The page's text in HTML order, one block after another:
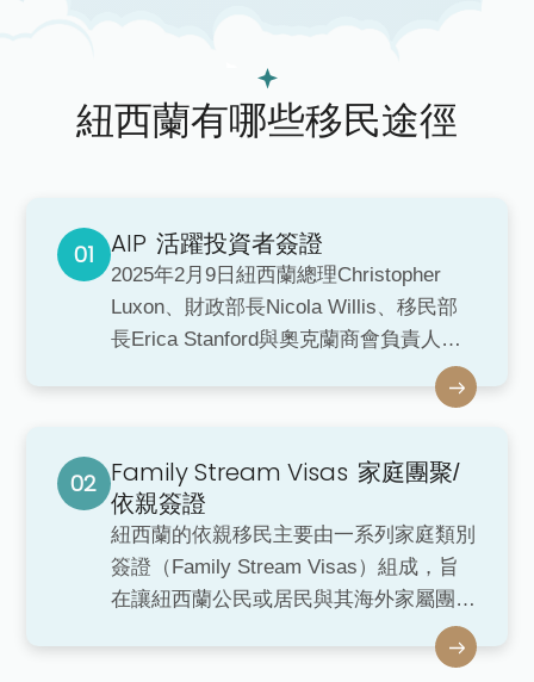
紐西蘭有哪些移民途徑
AIP 活躍投資者簽證
2025年2月9日紐西蘭總理Christopher
Luxon、財政部長Nicola Willis、移民部
長Erica Stanford與奧克蘭商會負責人
Simon Bridges在奧克蘭共同宣佈紐西蘭
投資移民政策重大變更，政府降低投資金
更多投資者，推動當地經濟。自2025年4
月1日起，活躍投資者優勢簽證（Active
Investor Plus Visa, AIP）實施新政。
Family Stream Visas 家庭團聚/
依親簽證
紐西蘭的依親移民主要由一系列家庭類別
簽證（Family Stream Visas）組成，旨
在讓紐西蘭公民或居民與其海外家屬團